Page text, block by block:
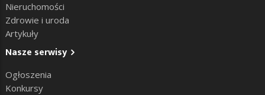
Nieruchomości
Zdrowie i uroda
Artykuły
Nasze serwisy
Ogłoszenia
Konkursy